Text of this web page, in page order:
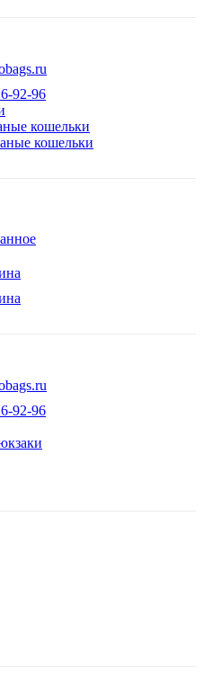
92-96
кошельки
кошельки
92-96